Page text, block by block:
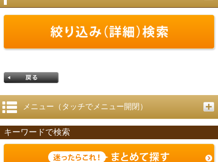
戻る
メニュー（タッチでメニュー開閉）
キーワードで検索